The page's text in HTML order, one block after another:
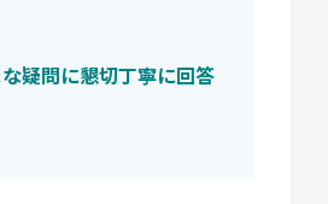
疑問に懇切丁寧に回答